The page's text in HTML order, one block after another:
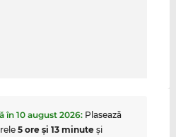
în 10 august 2026: Plasează
5 ore şi 13 minuteşi